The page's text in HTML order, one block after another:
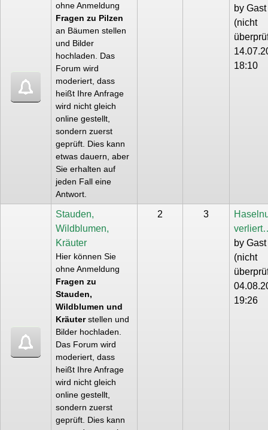
ohne Anmeldung
Fragen zu Pilzen
an Bäumen stellen
und Bilder
hochladen. Das
Forum wird
moderiert, dass
heißt Ihre Anfrage
wird nicht gleich
online gestellt,
sondern zuerst
geprüft. Dies kann
etwas dauern, aber
Sie erhalten auf
jeden Fall eine
Antwort.
by Gast
(nicht
18:10
Stauden,
Wildblumen,
Kräuter
Hier können Sie
ohne Anmeldung
Fragen zu
Stauden,
Wildblumen und
Kräuterstellen und
Bilder hochladen.
Das Forum wird
moderiert, dass
heißt Ihre Anfrage
wird nicht gleich
online gestellt,
sondern zuerst
geprüft. Dies kann
2 3
by Gast
(nicht
19:26